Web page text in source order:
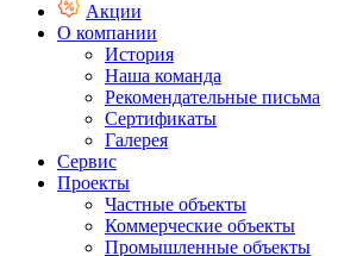
Акции
О компании
История
Наша команда
Рекомендательные письма
Сертификаты
Галерея
Сервис
Проекты
Частные объекты
Коммерческие объекты
Промышленные объекты